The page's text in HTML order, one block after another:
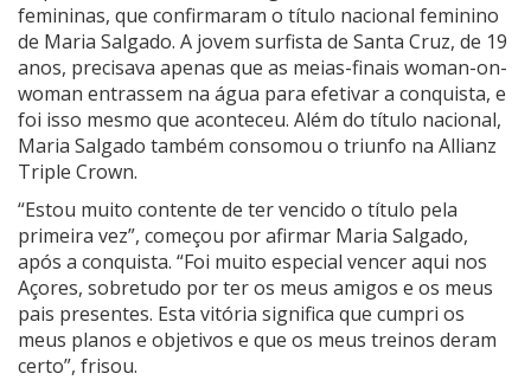
femininas, que confirmaram o título nacional feminino
de Maria Salgado. A jovem surfista de Santa Cruz, de 19
anos, precisava apenas que as meias-finais woman-on-
woman entrassem na água para efetivar a conquista, e
foi isso mesmo que aconteceu. Além do título nacional,
Maria Salgado também consomou o triunfo na Allianz
Triple Crown.
“Estou muito contente de ter vencido o título pela
primeira vez”, começou por afirmar Maria Salgado,
após a conquista. “Foi muito especial vencer aqui nos
Açores, sobretudo por ter os meus amigos e os meus
pais presentes. Esta vitória significa que cumpri os
meus planos e objetivos e que os meus treinos deram
certo”, frisou.